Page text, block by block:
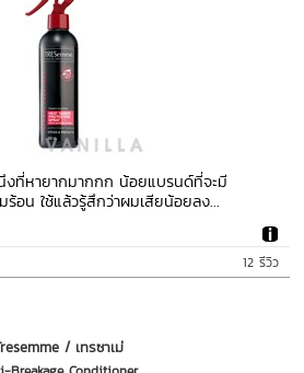
ที่หายากมากกก น้อยแบรนด์ที่จะมี
อน ใช้แล้วรู้สึกว่าผมเสียน้อยลง...
12 รีวิว
/ เทรซาเม่